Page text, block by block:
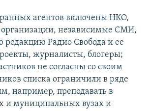
агентов включены НКО,
независимые СМИ,
редакцию Радио Свобода и ее
журналисты, блогеры;
не согласны со своим
списка ограничили в ряде
например, преподавать в
и муниципальных вузах и